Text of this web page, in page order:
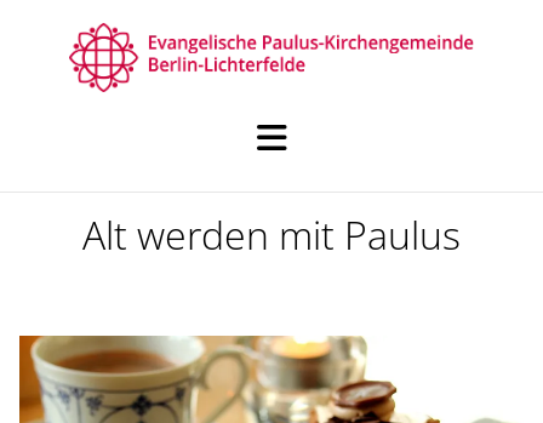
Alt werden mit Paulus